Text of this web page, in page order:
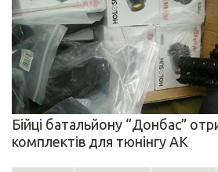
Бійці батальйону “Донбас”
комплектів для тюнінгу АК